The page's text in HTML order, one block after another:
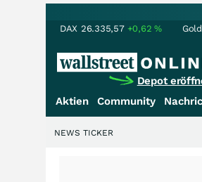
DAX 26.335,57 +0,62% Gold
Depot
Aktien Community
NEWS TICKER